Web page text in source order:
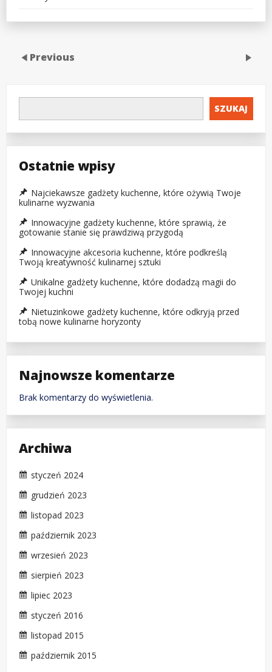
Previous
SZUKAJ
Ostatnie wpisy
Najciekawsze gadżety kuchenne, które ożywią Twoje
kulinarne wyzwania
Innowacyjne gadżety kuchenne, które sprawią, że
gotowanie stanie się prawdziwą przygodą
Innowacyjne akcesoria kuchenne, które podkreślą
Twoją kreatywność kulinarnej sztuki
Unikalne gadżety kuchenne, które dodadzą magii do
Twojej kuchni
Nietuzinkowe gadżety kuchenne, które odkryją przed
tobą nowe kulinarne horyzonty
Najnowsze komentarze
Brak komentarzy do wyświetlenia.
Archiwa
styczeń 2024
grudzień 2023
listopad 2023
październik 2023
wrzesień 2023
sierpień 2023
lipiec 2023
styczeń 2016
listopad 2015
październik 2015